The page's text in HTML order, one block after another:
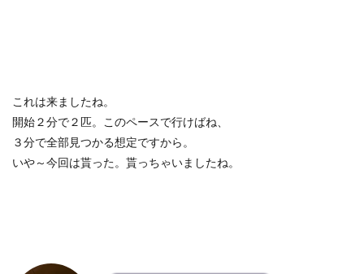
これは来ましたね。
開始２分で２匹。このペースで行けばね、
３分で全部見つかる想定ですから。
いや～今回は貰った。貰っちゃいましたね。